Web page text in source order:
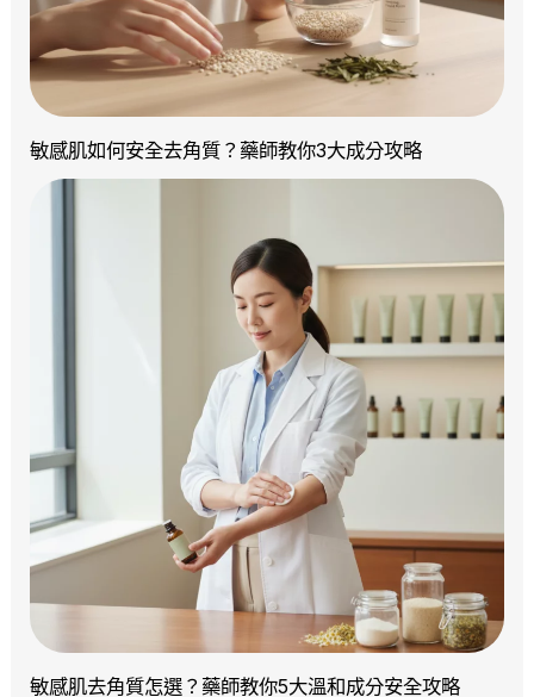
敏感肌如何安全去角質？藥師教你3大成分攻略
敏感肌去角質怎選？藥師教你5大溫和成分安全攻略